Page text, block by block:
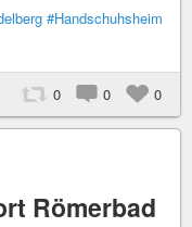
#Handschuhsheim
0 0 0
Römerbad